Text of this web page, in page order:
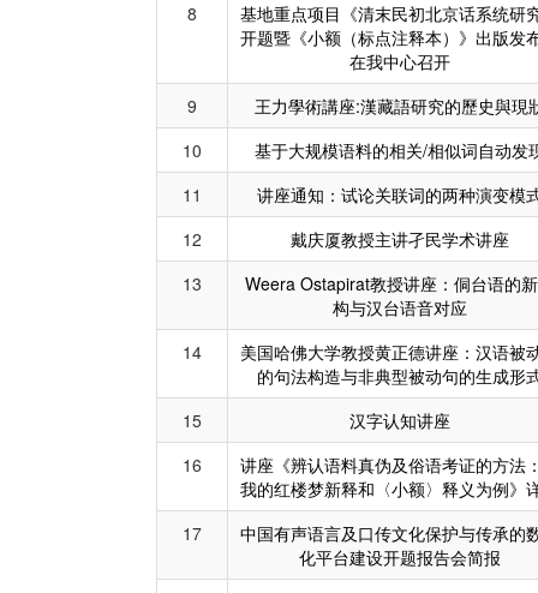
8
基地重点项目《清末民初北京话系统研
开题暨《小额（标点注释本）》出版发
在我中心召开
9
王力學術講座:漢藏語研究的歷史與現
10
基于大规模语料的相关/相似词自动发
11
讲座通知：试论关联词的两种演变模
12
戴庆厦教授主讲孑民学术讲座
13
Weera Ostapirat教授讲座：侗台语的
构与汉台语音对应
14
美国哈佛大学教授黄正德讲座：汉语被
的句法构造与非典型被动句的生成形
15
汉字认知讲座
16
讲座《辨认语料真伪及俗语考证的方法
我的红楼梦新释和〈小额〉释义为例》
17
中国有声语言及口传文化保护与传承的
化平台建设开题报告会简报